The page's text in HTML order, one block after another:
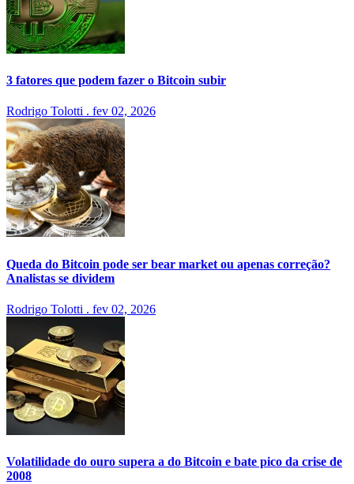
3 fatores que podem fazer o Bitcoin subir
Rodrigo Tolotti . fev 02, 2026
Queda do Bitcoin pode ser bear market ou apenas correção?
Analistas se dividem
Rodrigo Tolotti . fev 02, 2026
Volatilidade do ouro supera a do Bitcoin e bate pico da crise de
2008